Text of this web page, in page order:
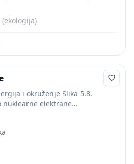
i okruženje Slika 5.8.
nuklearne elektrane
sigurnosti i pouzdanosti, kao